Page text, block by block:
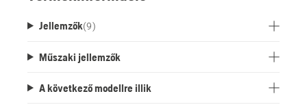
felhasználók szabadon oszthatják meg az
levehető támasztóláb a szabadon álló
használathoz egész napos kényelmet és
Jellemzők(9)
Műszaki jellemzők
A következő modellre illik